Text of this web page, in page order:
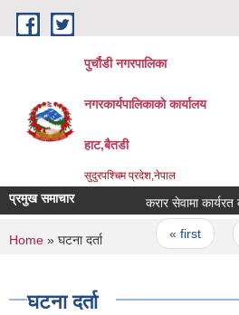
Skip to main content
पुर्चौडी नगरपालिका
नगरकार्यपालिकाकाे कार्यालय
हाट,बैतडी
सुदुरपश्चिम प्रदेश,नेपाल
प्रमुख समाचार करार सेवामा कार्यरत
Pages
« first
You are here
Home » घटना दर्ता
घटना दर्ता